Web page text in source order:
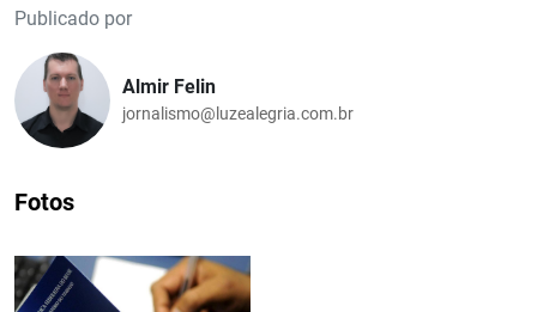
Publicado por
Almir Felin
jornalismo@luzealegria.com.br
Fotos